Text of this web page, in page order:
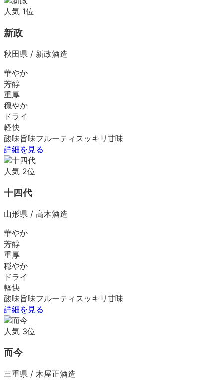
人気 1位
新政
秋田県 / 新政酒造
華やか
芳醇
重厚
穏やか
ドライ
軽快
酸味旨味フルーティ スッキリ 甘味
詳細を見る
人気 2位
十四代
山形県 / 高木酒造
華やか
芳醇
重厚
穏やか
ドライ
軽快
酸味旨味フルーティ スッキリ 甘味
詳細を見る
人気 3位
而今
三重県 / 木屋正酒造